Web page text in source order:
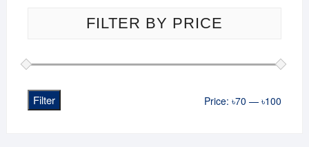
FILTER BY PRICE
Filter Price:৳70 —৳100